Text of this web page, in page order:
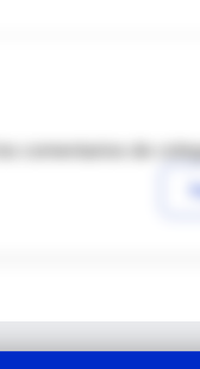
comentarios de